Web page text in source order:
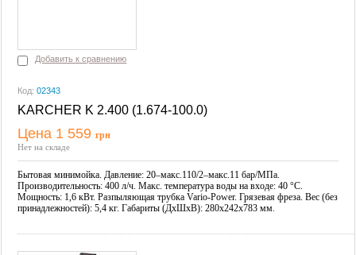
Добавить к сравнению
Код:02343
KARCHER K 2.400 (1.674-100.0)
Купить
Цена 1 559грн
Нет на складе
Бытовая минимойка. Давление: 20–макс.110/2–макс.11 бар/МПа.
Производительность: 400 л/ч. Макс. температура воды на входе: 40 °С.
Мощность: 1,6 кВт. Разпыляющая трубка Vario-Power. Грязевая фреза. Вес (без
принадлежностей): 5,4 кг. Габариты (ДхШхВ): 280x242x783 мм.